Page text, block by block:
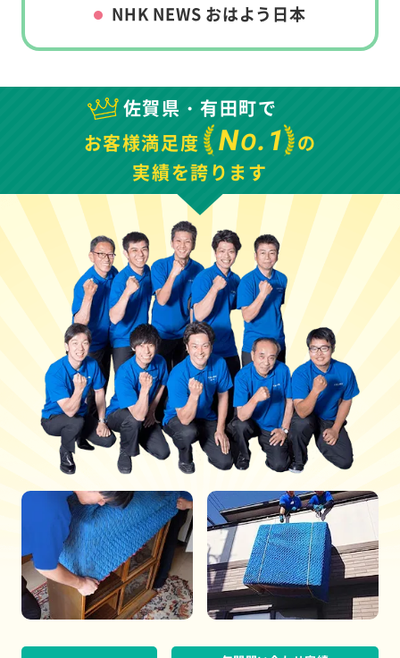
NHK NEWS おはよう日本
佐賀県・有田町で
お客様満足度
NO.1 の
実績を誇ります